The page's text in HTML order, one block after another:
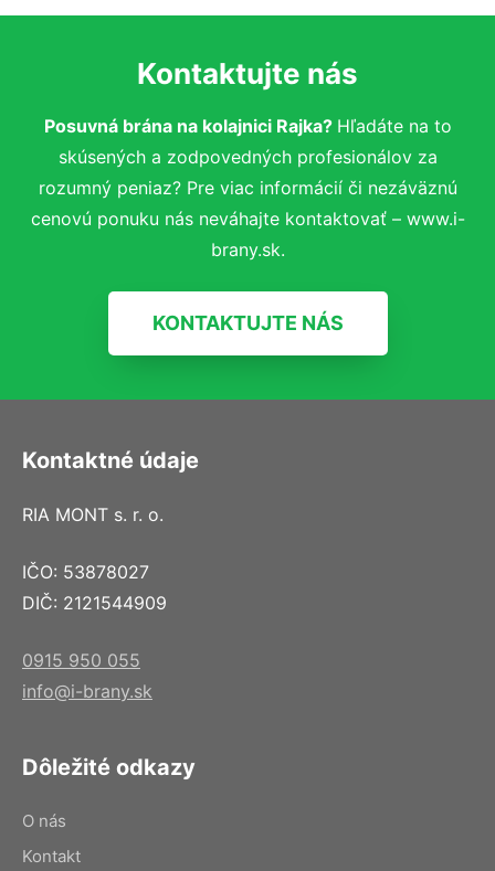
Kontaktujte nás
Posuvná brána na kolajnici Rajka? Hľadáte na to
skúsených a zodpovedných profesionálov za
rozumný peniaz? Pre viac informácií či nezáväznú
cenovú ponuku nás neváhajte kontaktovať – www.i-
brany.sk.
KONTAKTUJTE NÁS
Kontaktné údaje
RIA MONT s. r. o.
IČO: 53878027
DIČ: 2121544909
0915 950 055
info@i-brany.sk
Dôležité odkazy
O nás
Kontakt